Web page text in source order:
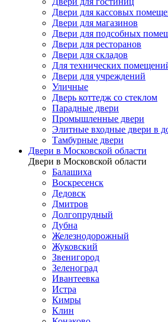
Двери для кассовых
Двери для магазинов
Двери для подсобных
Двери для ресторанов
Двери для складов
Для технических
Двери для учреждений
Уличные
Дверь коттедж со стеклом
Парадные двери
Промышленные двери
Элитные входные двери в
Тамбурные двери
Двери в Московской области
Двери в Московской области
Балашиха
Воскресенск
Дедовск
Дмитров
Долгопрудный
Дубна
Железнодорожный
Жуковский
Звенигород
Зеленоград
Ивантеевка
Истра
Кимры
Клин